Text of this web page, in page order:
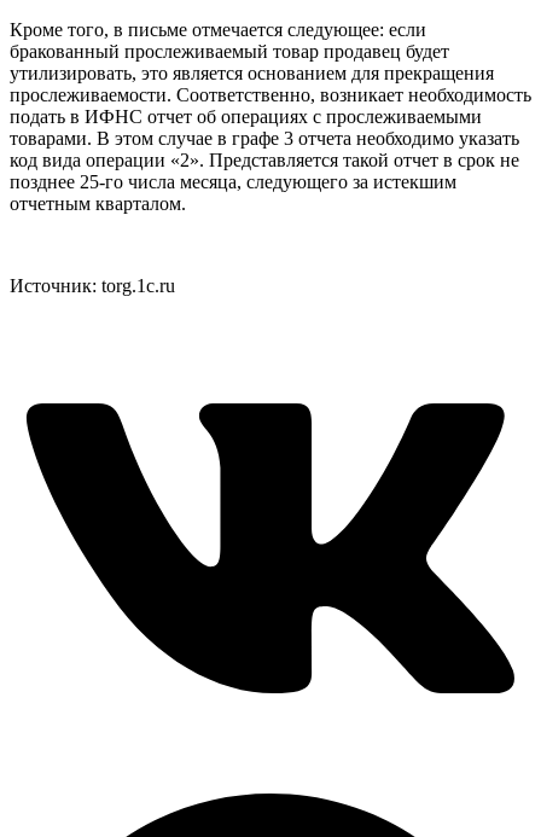
Кроме того, в письме отмечается следующее: если
бракованный прослеживаемый товар продавец будет
утилизировать, это является основанием для прекращения
прослеживаемости. Соответственно, возникает необходимость
подать в ИФНС отчет об операциях с прослеживаемыми
товарами. В этом случае в графе 3 отчета необходимо указать
код вида операции «2». Представляется такой отчет в срок не
позднее 25-го числа месяца, следующего за истекшим
отчетным кварталом.
Источник: torg.1c.ru